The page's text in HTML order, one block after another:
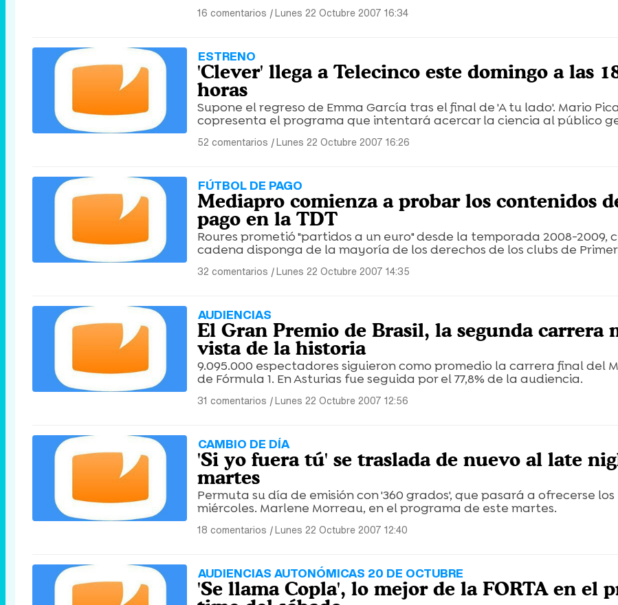
16 comentarios |Lunes 22 Octubre 2007 16:34
ESTRENO
'Clever' llega a Telecinco este domingo a las
horas
Supone el regreso de Emma García tras el final de 'A tu lado'. Mario
copresenta el programa que intentará acercar la ciencia al público
52 comentarios |Lunes 22 Octubre 2007 16:26
FÚTBOL DE PAGO
Mediapro comienza a probar los contenidos
pago en la TDT
Roures prometió "partidos a un euro" desde la temporada 2008-2009,
cadena disponga de la mayoría de los derechos de los clubs de
32 comentarios |Lunes 22 Octubre 2007 14:35
AUDIENCIAS
El Gran Premio de Brasil, la segunda carrera
vista de la historia
9.095.000 espectadores siguieron como promedio la carrera final del
de Fórmula 1. En Asturias fue seguida por el 77,8% de la audiencia.
31 comentarios |Lunes 22 Octubre 2007 12:56
CAMBIO DE DÍA
'Si yo fuera tú' se traslada de nuevo al late
martes
Permuta su día de emisión con '360 grados', que pasará a ofrecerse los
miércoles. Marlene Morreau, en el programa de este martes.
18 comentarios |Lunes 22 Octubre 2007 12:40
AUDIENCIAS AUTONÓMICAS 20 DE OCTUBRE
'Se llama Copla', lo mejor de la FORTA en el